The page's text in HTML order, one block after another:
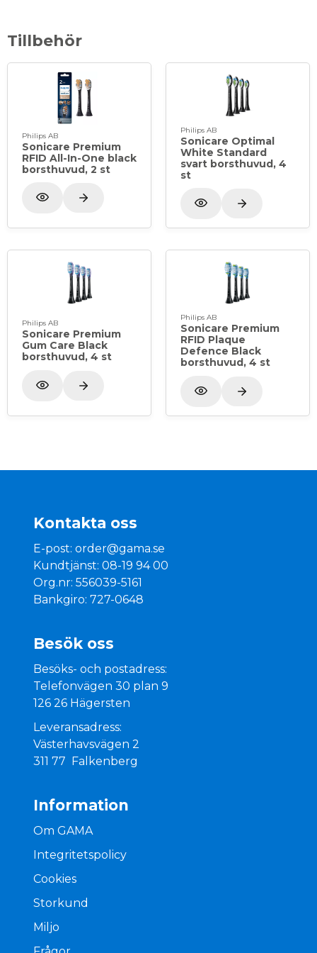
Tillbehör
Philips AB
Sonicare Premium
RFID All-In-One black
borsthuvud, 2 st
Philips AB
Sonicare Optimal
White Standard
svart borsthuvud, 4
st
Philips AB
Sonicare Premium
Gum Care Black
borsthuvud, 4 st
Philips AB
Sonicare Premium
RFID Plaque
Defence Black
borsthuvud, 4 st
Kontakta oss
E-post:order@gama.se
Kundtjänst: 08-19 94 00
Org.nr: 556039-5161
Bankgiro: 727-0648
Besök oss
Besöks- och postadress:
Telefonvägen 30 plan 9
126 26 Hägersten
Leveransadress:
Västerhavsvägen 2
311 77 Falkenberg
Information
Om GAMA
Integritetspolicy
Cookies
Storkund
Miljo